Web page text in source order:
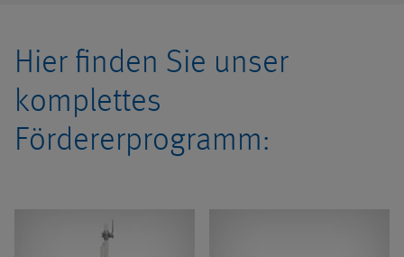
Hier finden Sie unser
komplettes
Fördererprogramm: